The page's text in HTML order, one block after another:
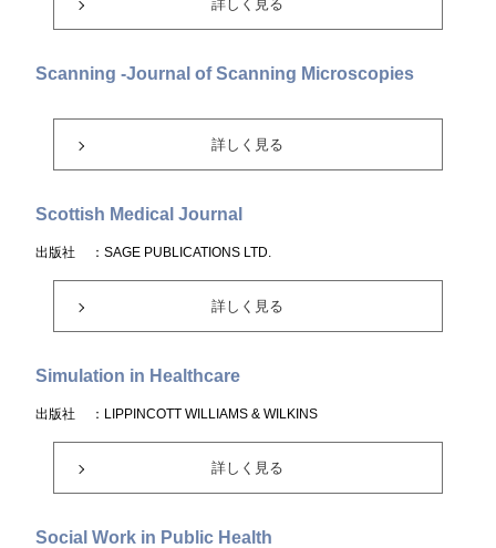
詳しく見る
Scanning -Journal of Scanning Microscopies
詳しく見る
Scottish Medical Journal
出版社 ：SAGE PUBLICATIONS LTD.
詳しく見る
Simulation in Healthcare
出版社 ：LIPPINCOTT WILLIAMS & WILKINS
詳しく見る
Social Work in Public Health